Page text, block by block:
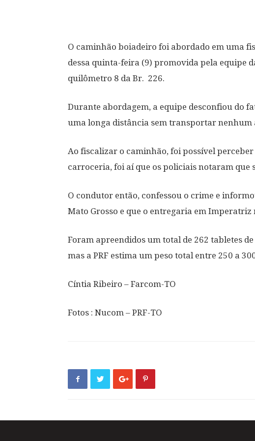
O caminhão boiadeiro foi abordado em uma
dessa quinta-feira (9) promovida pela equipe
quilômetro 8 da Br. 226.
Durante abordagem, a equipe desconfiou do
uma longa distância sem transportar nenhum
Ao fiscalizar o caminhão, foi possível
carroceria, foi aí que os policiais notaram que
O condutor então, confessou o crime e
Mato Grosso e que o entregaria em Imperatriz
Foram apreendidos um total de 262 tabletes
mas a PRF estima um peso total entre 250 a
Cíntia Ribeiro – Farcom-TO
Fotos : Nucom – PRF-TO